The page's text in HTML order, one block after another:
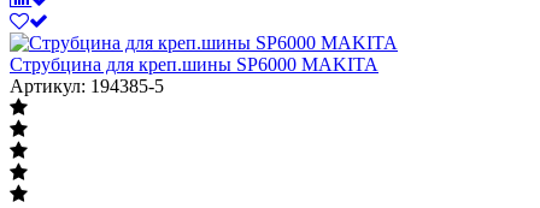
Струбцина для креп.шины SP6000 MAKITA
Артикул: 194385-5